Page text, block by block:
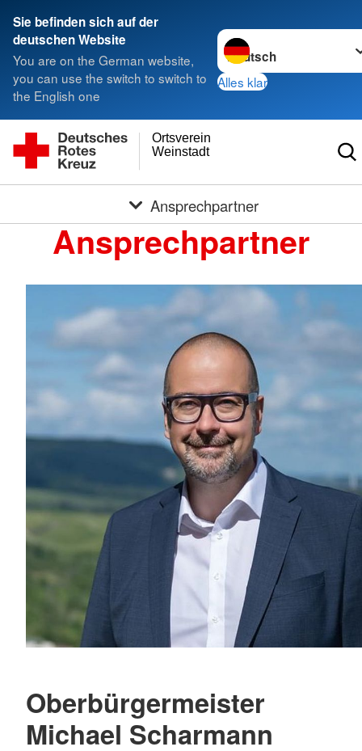
Sie befinden sich auf der
deutschen Website
You are on the German website,
you can use the switch to switch to
the English one
Sprache wechseln zu
Alles klar
Weinstadt
Ortsverein
Ansprechpartner
Ansprechpartner
Oberbürgermeister
Michael Scharmann